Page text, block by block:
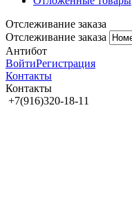
Отслеживание заказа
Отслеживание заказа
Антибот
ВойтиРегистрация
Контакты
Контакты
+7(916)320-18-11